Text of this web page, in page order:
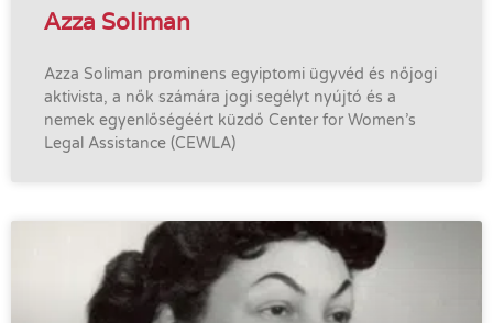
Azza Soliman
Azza Soliman prominens egyiptomi ügyvéd és nőjogi
aktivista, a nők számára jogi segélyt nyújtó és a
nemek egyenlőségéért küzdő Center for Women’s
Legal Assistance (CEWLA)